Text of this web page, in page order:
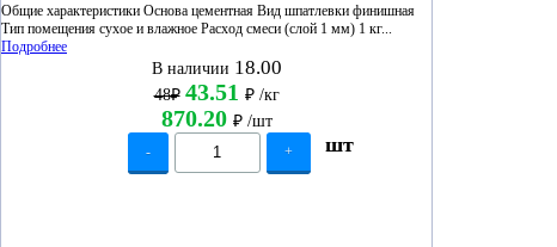
Общие характеристики Основа цементная Вид шпатлевки финишная
Тип помещения сухое и влажное Расход смеси (слой 1 мм) 1 кг...
Подробнее
В наличии 18.00
48₽ 43.51 ₽ /кг
870.20 ₽ /шт
- + шт